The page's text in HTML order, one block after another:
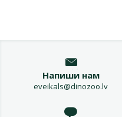
Напиши нам
eveikals@dinozoo.lv